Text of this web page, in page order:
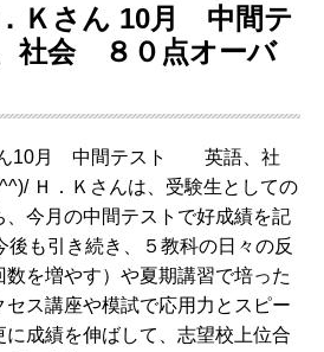
さん 10月 中間テ
会 ８０点オーバ
10月 中間テスト 英語、社
Ｈ．Ｋさんは、受験生としての
、今月の中間テストで好成績を記
も引き続き、５教科の日々の反
を増やす）や夏期講習で培った
ス講座や模試で応用力とスピー
に成績を伸ばして、志望校上位合